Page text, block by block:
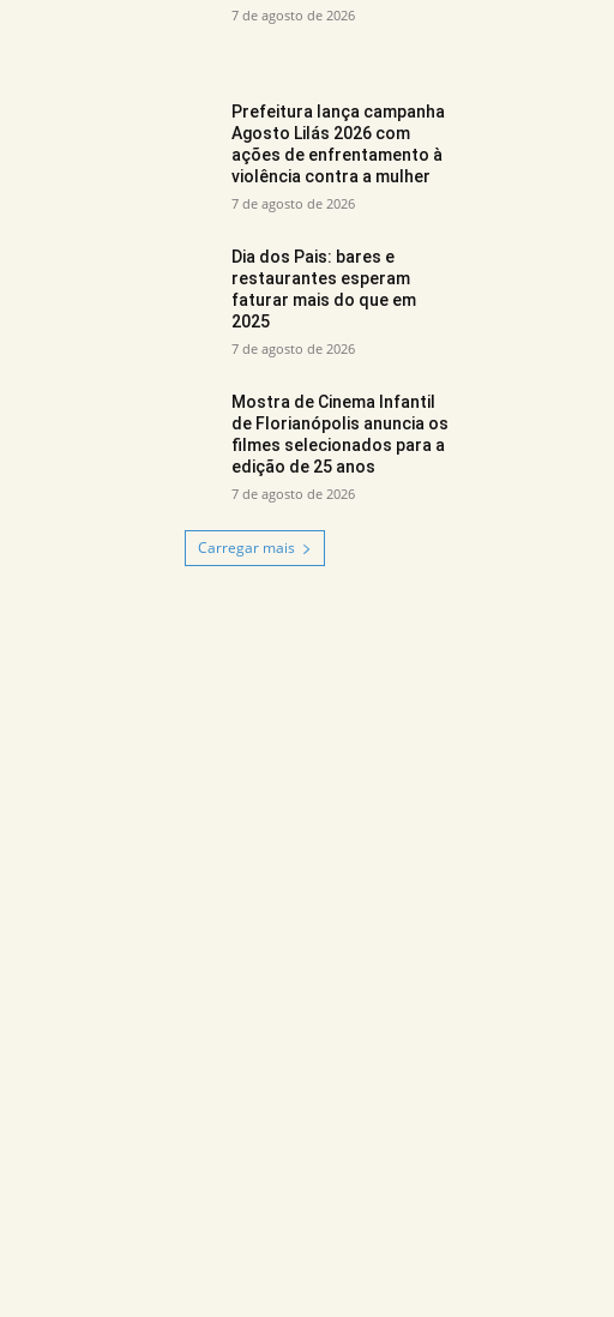
7 de agosto de 2026
Prefeitura lança campanha
Agosto Lilás 2026 com
ações de enfrentamento à
violência contra a mulher
7 de agosto de 2026
Dia dos Pais: bares e
restaurantes esperam
faturar mais do que em
2025
7 de agosto de 2026
Mostra de Cinema Infantil
de Florianópolis anuncia os
filmes selecionados para a
edição de 25 anos
7 de agosto de 2026
Carregar mais